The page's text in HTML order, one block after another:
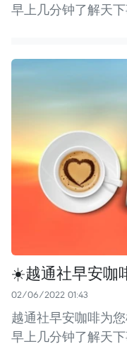
早上几分钟了解天下
☀️越通社早安咖
02/06/2022 01:43
越通社早安咖啡为
早上几分钟了解天下